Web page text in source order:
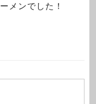
メンでした！